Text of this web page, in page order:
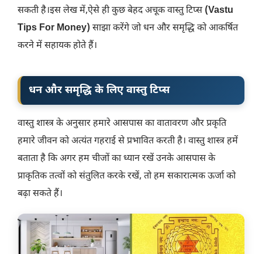
सकती है।इस लेख में,ऐसे ही कुछ बेहद अचूक वास्तु टिप्स (Vastu
Tips For Money) साझा करेंगे जो धन और समृद्धि को आकर्षित
करने में सहायक होते हैं।
धन और समृद्धि के लिए वास्तु टिप्स
वास्तु शास्त्र के अनुसार हमारे आसपास का वातावरण और प्रकृति
हमारे जीवन को अत्यंत गहराई से प्रभावित करती है। वास्तु शास्त्र हमें
बताता है कि अगर हम चीजों का ध्यान रखें उनके आसपास के
प्राकृतिक तत्वों को संतुलित करके रखें, तो हम सकारात्मक ऊर्जा को
बढ़ा सकते हैं।